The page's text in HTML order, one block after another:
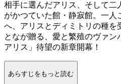
相手に選んだアリス、そして二
がかつていた館・静寂館。一人
へ、アリスとディミトリの種
となが贈る、愛と繁殖のヴァ
アリス」待望の新章開幕！
あらすじをもっと読む